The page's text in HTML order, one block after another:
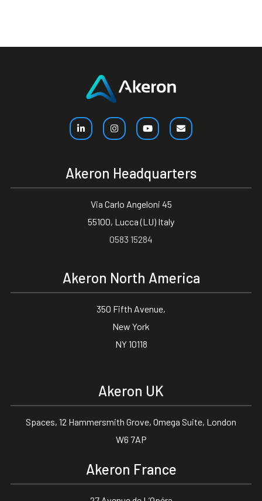
Akeron Headquarters
Via Carlo Angeloni 45
55100, Lucca (LU) Italy
0583 15284
Akeron North America
350 Fifth Avenue,
New York
NY 10118
Akeron UK
Spaces, 12 Hammersmith Grove, Omega Suite, London
W6 7AP
Akeron France